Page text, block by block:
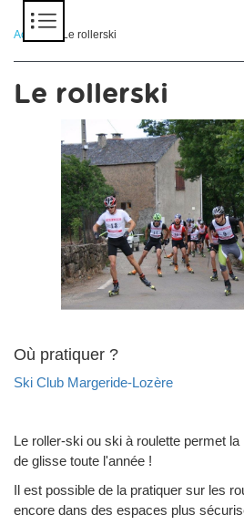
Accueil > Le rollerski
Le rollerski
Où pratiquer ?
Ski Club Margeride-Lozère
Le roller-ski ou ski à roulette permet
de glisse toute l'année !
Il est possible de la pratiquer sur les
encore dans des espaces plus